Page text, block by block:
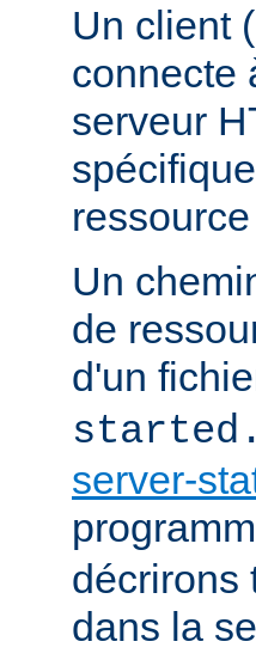
Un client
connecte
serveur
Un
de
d'un
server-
décrirons
dans la